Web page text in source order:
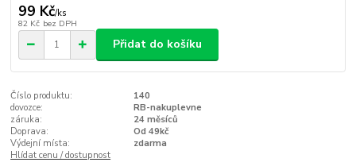
99 Kč/ks
82 Kč bez DPH
Přidat do košíku
Číslo produktu:
140
dovozce:
RB-nakuplevne
záruka:
24 měsíců
Doprava:
Od 49kč
Výdejní místa:
zdarma
Hlídat cenu / dostupnost